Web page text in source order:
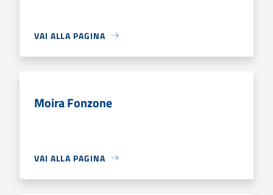
VAI ALLA PAGINA
Moira Fonzone
VAI ALLA PAGINA